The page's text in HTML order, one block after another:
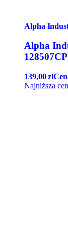
Alpha
Alpha
139,00zł
Najniższa